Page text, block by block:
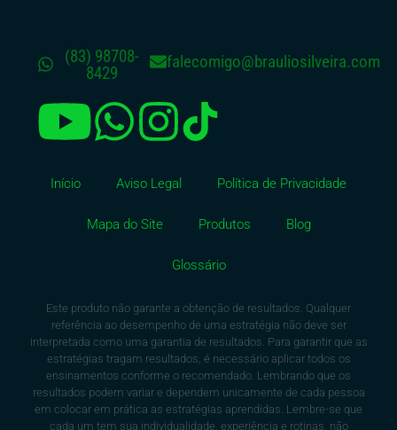
(83) 98708-
8429
falecomigo@brauliosilveira.com
Início Aviso Legal Política de Privacidade
Mapa do Site Produtos Blog
Glossário
Este produto não garante a obtenção de resultados. Qualquer
referência ao desempenho de uma estratégia não deve ser
interpretada como uma garantia de resultados. Para garantir que as
estratégias tragam resultados, é necessário aplicar todos os
ensinamentos conforme o recomendado. Lembrando que os
resultados podem variar e dependem unicamente de cada pessoa
em colocar em prática as estratégias aprendidas. Lembre-se que
cada um tem sua individualidade, experiência e rotinas, não